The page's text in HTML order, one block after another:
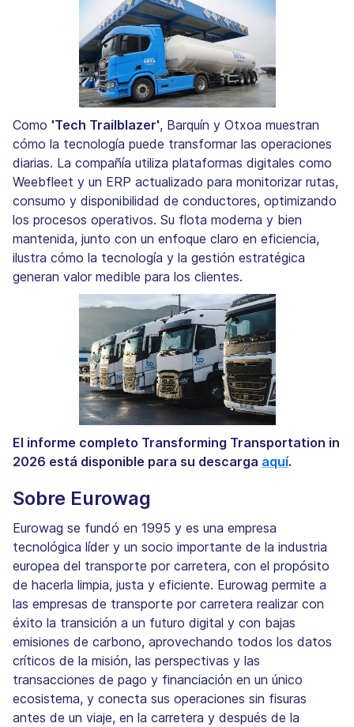
Como 'Tech Trailblazer', Barquín y Otxoa muestran
cómo la tecnología puede transformar las operaciones
diarias. La compañía utiliza plataformas digitales como
Weebfleet y un ERP actualizado para monitorizar rutas,
consumo y disponibilidad de conductores, optimizando
los procesos operativos. Su flota moderna y bien
mantenida, junto con un enfoque claro en eficiencia,
ilustra cómo la tecnología y la gestión estratégica
generan valor medible para los clientes.
El informe completo Transforming Transportation in
2026 está disponible para su descarga aquí.
Sobre Eurowag
Eurowag se fundó en 1995 y es una empresa
tecnológica líder y un socio importante de la industria
europea del transporte por carretera, con el propósito
de hacerla limpia, justa y eficiente. Eurowag permite a
las empresas de transporte por carretera realizar con
éxito la transición a un futuro digital y con bajas
emisiones de carbono, aprovechando todos los datos
críticos de la misión, las perspectivas y las
transacciones de pago y financiación en un único
ecosistema, y conecta sus operaciones sin fisuras
antes de un viaje, en la carretera y después de la